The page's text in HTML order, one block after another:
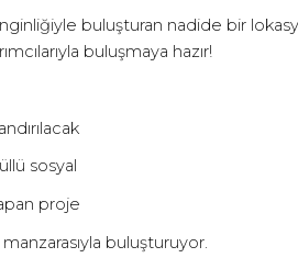
ğiyle buluşturan nadide bir
buluşmaya hazır!
sosyal
proje
buluşturuyor.